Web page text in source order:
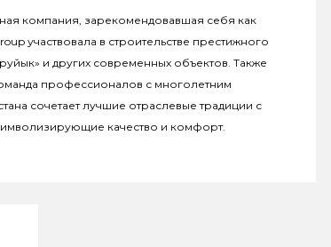
компания, зарекомендовавшая себя как
участвовала в строительстве престижного
и других современных объектов. Также
профессионалов с многолетним
сочетает лучшие отраслевые традиции с
качество и комфорт.